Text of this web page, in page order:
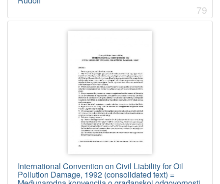
79
International Convention on Civil Liability for Oil
Pollution Damage, 1992 (consolidated text) =